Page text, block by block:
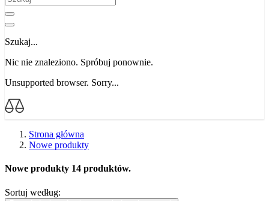
Szukaj...
Nic nie znaleziono. Spróbuj ponownie.
Unsupported browser. Sorry...
Strona główna
Nowe produkty
Nowe produkty 14 produktów.
Sortuj według: